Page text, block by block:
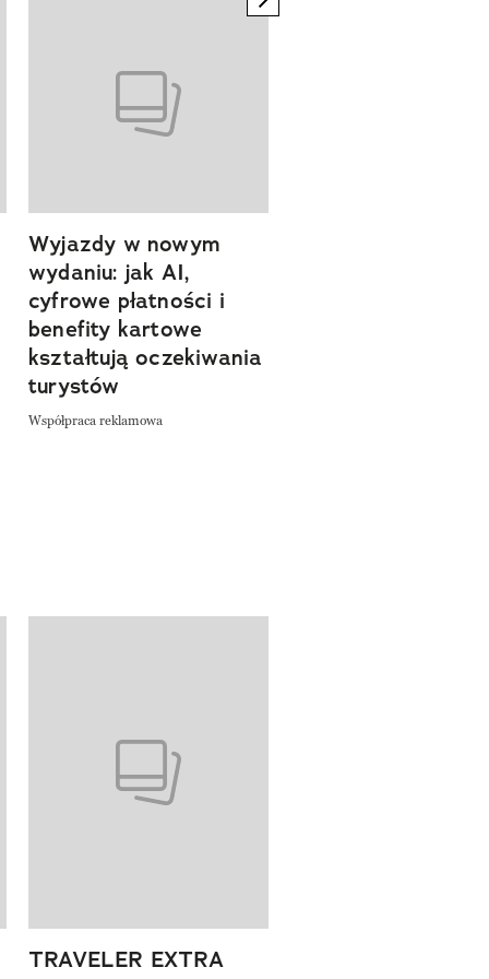
Wyjazdy w nowym
wydaniu: jak AI,
cyfrowe płatności i
benefity kartowe
kształtują oczekiwania
turystów
Współpraca reklamowa
TRAVELER EXTRA